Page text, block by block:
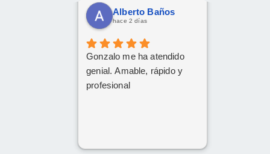
claridad. La gestión ha sido
rápida y profesional. ¡Cinco
Alberto Baños
hace 2 días
Gonzalo me ha atendido
genial. Amable, rápido y
profesional